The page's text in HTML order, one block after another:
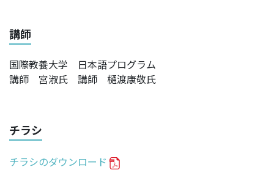
講師
国際教養大学 日本語プログラム
講師 宮淑氏 講師 樋渡康敬氏
チラシ
チラシのダウンロード